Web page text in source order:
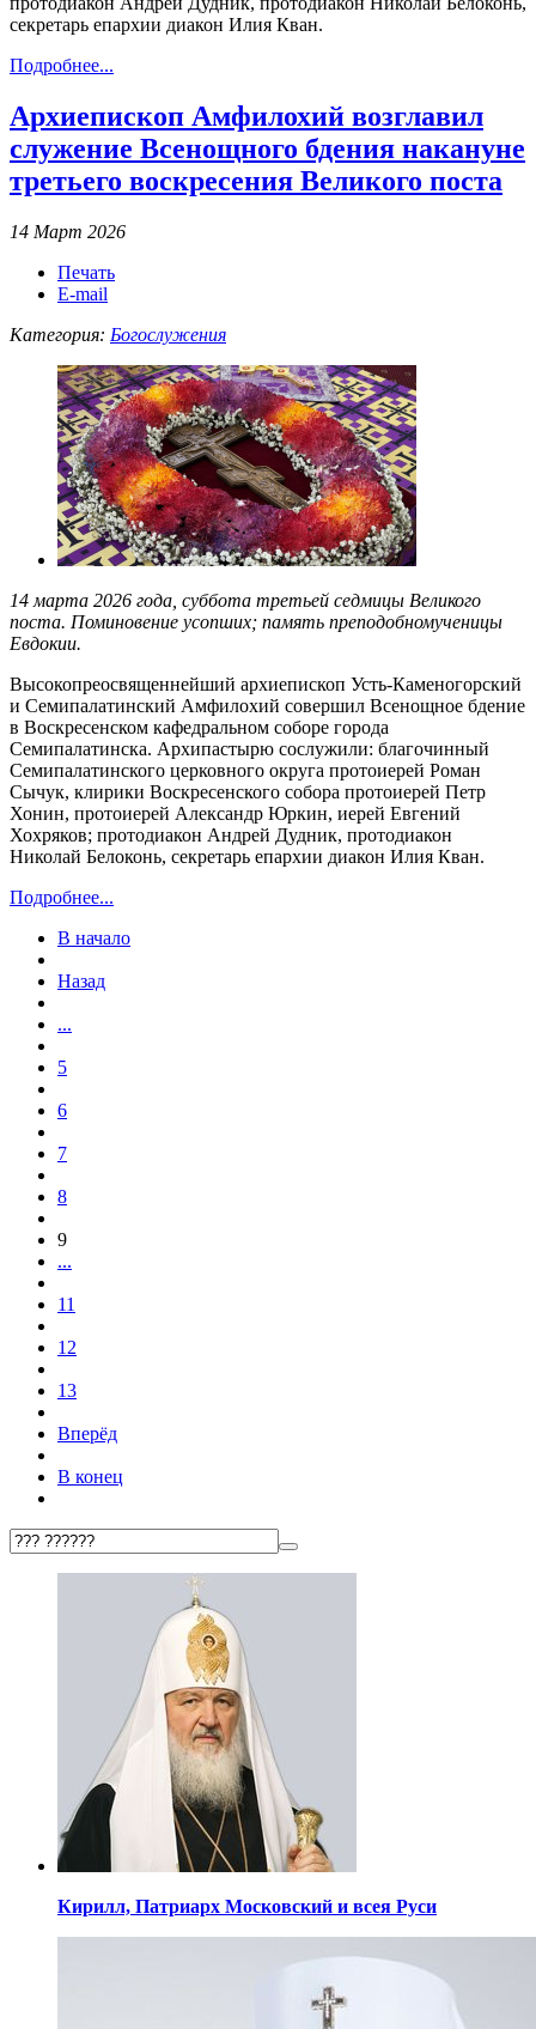
секретарь епархии диакон Илия Кван.
Подробнее...
Архиепископ Амфилохий возглавил
служение Всенощного бдения накануне
третьего воскресения Великого поста
14 Март 2026
Печать
E-mail
Категория: Богослужения
14 марта 2026 года, суббота третьей седмицы Великого
поста. Поминовение усопших; память преподобномученицы
Евдокии.
Высокопреосвященнейший архиепископ Усть-Каменогорский
и Семипалатинский Амфилохий совершил Всенощное бдение
в Воскресенском кафедральном соборе города
Семипалатинска. Архипастырю сослужили: благочинный
Семипалатинского церковного округа протоиерей Роман
Сычук, клирики Воскресенского собора протоиерей Петр
Хонин, протоиерей Александр Юркин, иерей Евгений
Хохряков; протодиакон Андрей Дудник, протодиакон
Николай Белоконь, секретарь епархии диакон Илия Кван.
Подробнее...
В начало
Назад
...
5
6
7
8
9
...
11
12
13
Вперёд
В конец
Кирилл, Патриарх Московский и всея Руси